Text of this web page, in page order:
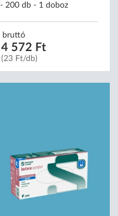
- 200 db - 1 doboz
bruttó
4 572 Ft
(23 Ft/db)